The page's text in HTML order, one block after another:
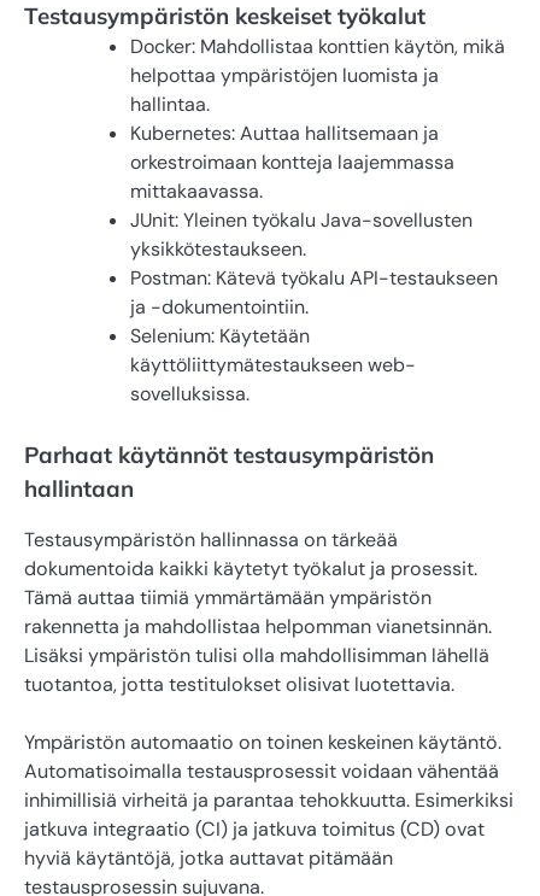
Testausympäristön keskeiset työkalut
Docker: Mahdollistaa konttien käytön, mikä
helpottaa ympäristöjen luomista ja
hallintaa.
Kubernetes: Auttaa hallitsemaan ja
orkestroimaan kontteja laajemmassa
mittakaavassa.
JUnit: Yleinen työkalu Java-sovellusten
yksikkötestaukseen.
Postman: Kätevä työkalu API-testaukseen
ja -dokumentointiin.
Selenium: Käytetään
käyttöliittymätestaukseen web-
sovelluksissa.
Parhaat käytännöt testausympäristön
hallintaan
Testausympäristön hallinnassa on tärkeää
dokumentoida kaikki käytetyt työkalut ja prosessit.
Tämä auttaa tiimiä ymmärtämään ympäristön
rakennetta ja mahdollistaa helpomman vianetsinnän.
Lisäksi ympäristön tulisi olla mahdollisimman lähellä
tuotantoa, jotta testitulokset olisivat luotettavia.
Ympäristön automaatio on toinen keskeinen käytäntö.
Automatisoimalla testausprosessit voidaan vähentää
inhimillisiä virheitä ja parantaa tehokkuutta. Esimerkiksi
jatkuva integraatio (CI) ja jatkuva toimitus (CD) ovat
hyviä käytäntöjä, jotka auttavat pitämään
testausprosessin sujuvana.